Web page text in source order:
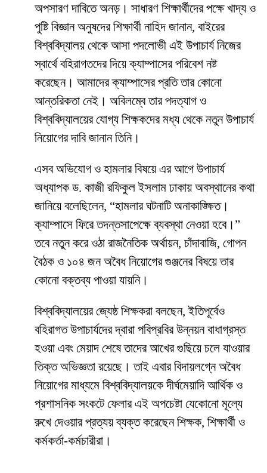
অপসারণ দাবিতে অনড়। সাধারণ শিক্ষার্থীদের পক্ষে খাদ্য ও
পুষ্টি বিজ্ঞান অনুষদের শিক্ষার্থী নাহিদ জানান, বাইরের
বিশ্ববিদ্যালয় থেকে আসা পদলোভী এই উপাচার্য নিজের
স্বার্থে বহিরাগতদের দিয়ে ক্যাম্পাসের পরিবেশ নষ্ট
করেছেন। আমাদের ক্যাম্পাসের প্রতি তার কোনো
আন্তরিকতা নেই। অবিলম্বে তার পদত্যাগ ও
বিশ্ববিদ্যালয়ের যোগ্য শিক্ষকদের মধ্য থেকে নতুন উপাচার্য
নিয়োগের দাবি জানান তিনি।
​এসব অভিযোগ ও হামলার বিষয়ে এর আগে উপাচার্য
অধ্যাপক ড. কাজী রফিকুল ইসলাম ঢাকায় অবস্থানের কথা
জানিয়ে বলেছিলেন, “হামলার ঘটনাটি অনাকাঙ্ক্ষিত।
ক্যাম্পাসে ফিরে তদন্তসাপেক্ষে ব্যবস্থা নেওয়া হবে।”
তবে নতুন করে ওঠা রাজনৈতিক অর্থায়ন, চাঁদাবাজি, গোপন
বৈঠক ও ১০৪ জন অবৈধ নিয়োগের গুঞ্জনের বিষয়ে তার
কোনো বক্তব্য পাওয়া যায়নি।
​বিশ্ববিদ্যালয়ের জ্যেষ্ঠ শিক্ষকরা বলছেন, ইতিপূর্বেও
বহিরাগত উপাচার্যদের দ্বারা পবিপ্রবির উন্নয়ন বাধাগ্রস্ত
হওয়া এবং মেয়াদ শেষে তাদের আখের গুছিয়ে চলে যাওয়ার
তিক্ত অভিজ্ঞতা রয়েছে। তাই এবার বিদায়লগ্নে অবৈধ
নিয়োগের মাধ্যমে বিশ্ববিদ্যালয়কে দীর্ঘমেয়াদি আর্থিক ও
প্রশাসনিক সংকটে ফেলার এই অপচেষ্টা যেকোনো মূল্যে
রুখে দেওয়ার প্রত্যয় ব্যক্ত করেছেন শিক্ষক, শিক্ষার্থী ও
কর্মকর্তা-কর্মচারীরা।